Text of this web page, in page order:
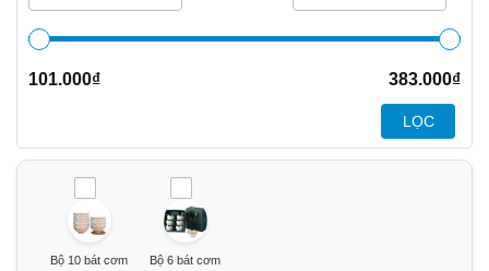
101.000₫ 383.000₫
LỌC
Bộ 10 bát cơm Bộ 6 bát cơm